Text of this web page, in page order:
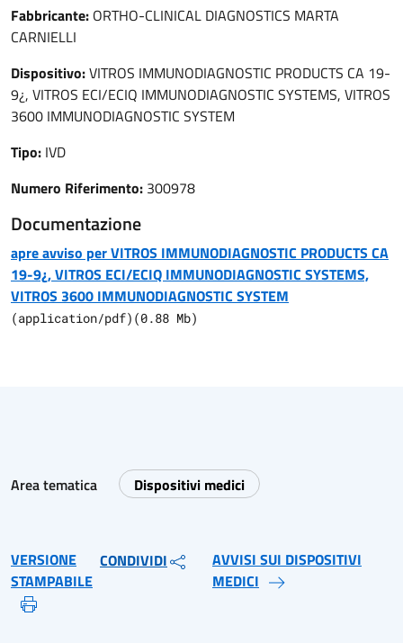
Fabbricante: ORTHO-CLINICAL DIAGNOSTICS MARTA
CARNIELLI
Dispositivo:VITROS IMMUNODIAGNOSTIC PRODUCTS CA 19-
9¿, VITROS ECI/ECIQ IMMUNODIAGNOSTIC SYSTEMS, VITROS
3600 IMMUNODIAGNOSTIC SYSTEM
Tipo: IVD
Numero Riferimento: 300978
Documentazione
apre avviso per VITROS IMMUNODIAGNOSTIC PRODUCTS CA
19-9¿, VITROS ECI/ECIQ IMMUNODIAGNOSTIC SYSTEMS,
VITROS 3600 IMMUNODIAGNOSTIC SYSTEM
(application/pdf) (0.88 Mb)
Area tematica Dispositivi medici
VERSIONE
STAMPABILE
CONDIVIDI
AVVISI SUI DISPOSITIVI
MEDICI